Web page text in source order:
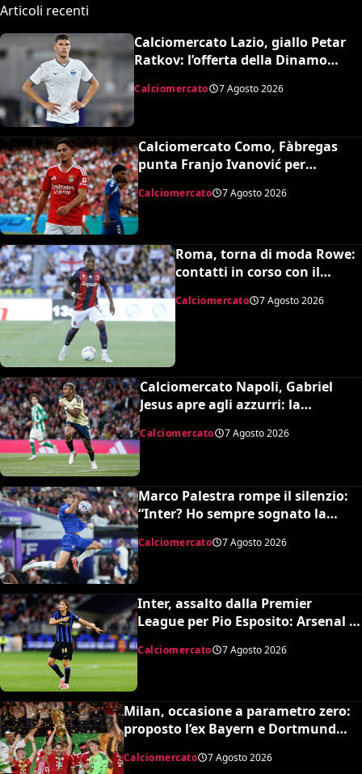
Articoli recenti
Calciomercato Lazio, giallo Petar
Ratkov: l’offerta della Dinamo
Calciomercato 7 Agosto 2026
Calciomercato Como, Fàbregas
punta Franjo Ivanović per
l’attacco: il punto sulla trattativa
Calciomercato 7 Agosto 2026
Roma, torna di moda Rowe:
contatti in corso con il
Bologna
Calciomercato 7 Agosto 2026
Calciomercato Napoli, Gabriel
Jesus apre agli azzurri: la
Calciomercato 7 Agosto 2026
Marco Palestra rompe il silenzio:
“Inter? Ho sempre sognato la
Premier League e il Chelsea”
Calciomercato 7 Agosto 2026
Inter, assalto dalla Premier
League per Pio Esposito: Arsenal e
Calciomercato 7 Agosto 2026
Milan, occasione a parametro zero:
proposto l’ex Bayern e Dortmund
Raphaël Guerreiro per il nuovo
modulo
Calciomercato 7 Agosto 2026